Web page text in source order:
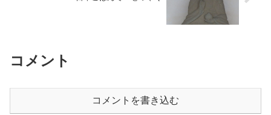
コメント
コメントを書き込む